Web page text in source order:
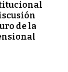
de la